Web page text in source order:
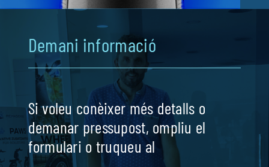
Demani informació
Si voleu conèixer més detalls o
demanar pressupost, ompliu el
formulari o truqueu al